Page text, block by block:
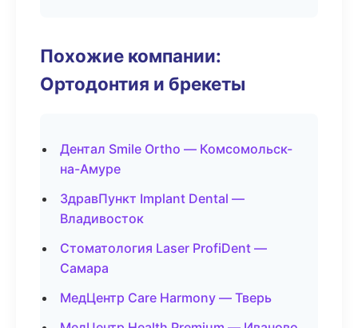
Похожие компании:
Ортодонтия и брекеты
Дентал Smile Ortho — Комсомольск-
на-Амуре
ЗдравПункт Implant Dental —
Владивосток
Стоматология Laser ProfiDent —
Самара
МедЦентр Care Harmony — Тверь